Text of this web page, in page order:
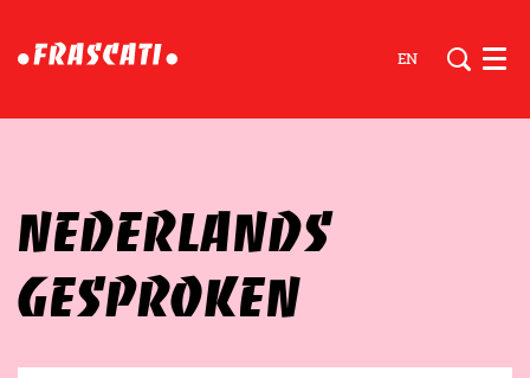
EN
NEDERLANDS
GESPROKEN